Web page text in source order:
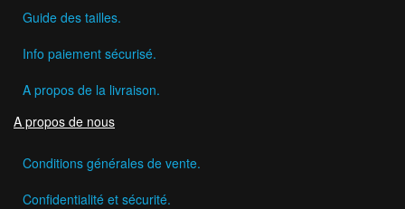
Guide des tailles.
Info paiement sécurisé.
A propos de la livraison.
A propos de nous
Conditions générales de vente.
Confidentialité et sécurité.